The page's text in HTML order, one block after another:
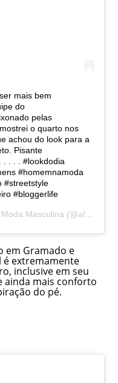
mais bem
do
pelas
o quarto nos
achou do look para a
Pisante
. . . . #lookdodia
#homemnamoda
#streetstyle
#bloggerlife
Masculina (@albinofashion) on
em Gramado e
é extremamente
inclusive em seu
ainda mais conforto
do pé.